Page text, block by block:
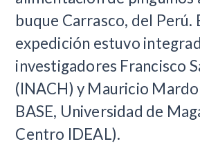
buque Carrasco, del Perú.
expedición estuvo
investigadores Francisco
(INACH) y Mauricio
BASE, Universidad de
Centro IDEAL).